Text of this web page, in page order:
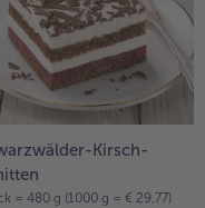
Kirsch-
= 480 g (1000 g = € 29,77)